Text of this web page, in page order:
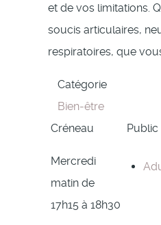
et de vos limitations.
soucis articulaires,
respiratoires, que
Catégorie
Bien-être
Créneau
Mercredi
matin de
17h15 à 18h30
Public